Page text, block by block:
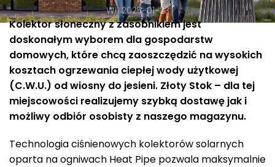
Wł. 2025-01-23
Kolektor słoneczny z zasobnikiem jest
doskonałym wyborem dla gospodarstw
domowych, które chcą zaoszczędzić na wysokich
kosztach ogrzewania ciepłej wody użytkowej
(C.W.U.) od wiosny do jesieni. Złoty Stok – dla tej
miejscowości realizujemy szybką dostawę jak i
możliwy odbiór osobisty z naszego magazynu.
Technologia ciśnienowych kolektorów solarnych
oparta na ogniwach Heat Pipe pozwala maksymalnie